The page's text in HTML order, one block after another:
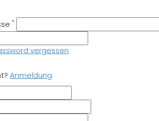
*
vergessen
Anmeldung